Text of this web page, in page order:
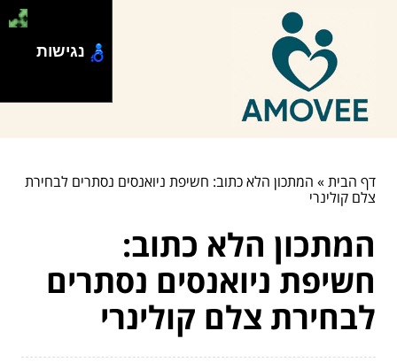
דף הבית» המתכון הלא כתוב: חשיפת ניואנסים נסתרים לבחירת
צלם קולינרי
המתכון הלא כתוב:
חשיפת ניואנסים נסתרים
לבחירת צלם קולינרי
נגישות